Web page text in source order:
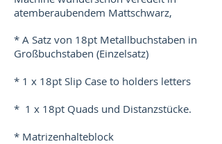
atemberaubendem Mattschwarz,
* A Satz von 18pt Metallbuchstaben in
Großbuchstaben (Einzelsatz)
* 1 x 18pt Slip Case to holders letters
* 1 x 18pt Quads und Distanzstücke.
* Matrizenhalteblock